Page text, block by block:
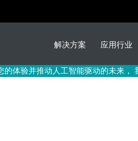
的体验并推动人工智能驱动的未来，
解决方案 应用行业